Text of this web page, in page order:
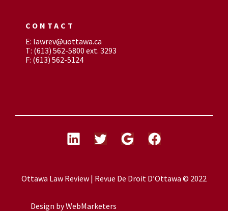
CONTACT
E: lawrev@uottawa.ca
T: (613) 562-5800 ext. 3293
F: (613) 562-5124
Ottawa Law Review | Revue De Droit D’Ottawa © 2022
Design byWebMarketers